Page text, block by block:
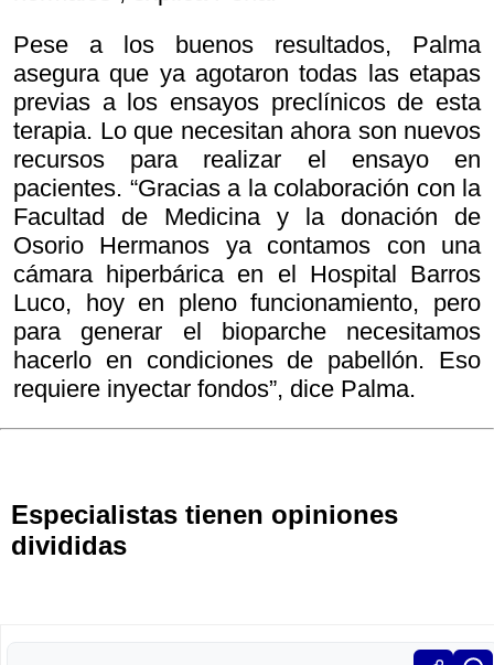
Pese a los buenos resultados, Palma
asegura que ya agotaron todas las etapas
previas a los ensayos preclínicos de esta
terapia. Lo que necesitan ahora son nuevos
recursos para realizar el ensayo en
pacientes. “Gracias a la colaboración con la
Facultad de Medicina y la donación de
Osorio Hermanos ya contamos con una
cámara hiperbárica en el Hospital Barros
Luco, hoy en pleno funcionamiento, pero
para generar el bioparche necesitamos
hacerlo en condiciones de pabellón. Eso
requiere inyectar fondos”, dice Palma.
Especialistas tienen opiniones
divididas